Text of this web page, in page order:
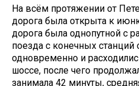
На всём протяжении от
дорога была открыта к
дорога была однопутной с
поезда с конечных станций
одновременно и
шоссе, после чего
занимала 42 минуты,